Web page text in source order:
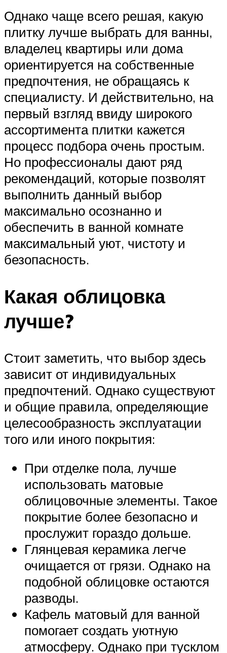
Однако чаще всего решая, какую
плитку лучше выбрать для ванны,
владелец квартиры или дома
ориентируется на собственные
предпочтения, не обращаясь к
специалисту. И действительно, на
первый взгляд ввиду широкого
ассортимента плитки кажется
процесс подбора очень простым.
Но профессионалы дают ряд
рекомендаций, которые позволят
выполнить данный выбор
максимально осознанно и
обеспечить в ванной комнате
максимальный уют, чистоту и
безопасность.
Какая облицовка
лучше?
Стоит заметить, что выбор здесь
зависит от индивидуальных
предпочтений. Однако существуют
и общие правила, определяющие
целесообразность эксплуатации
того или иного покрытия:
При отделке пола, лучше
использовать матовые
облицовочные элементы. Такое
покрытие более безопасно и
прослужит гораздо дольше.
Глянцевая керамика легче
очищается от грязи. Однако на
подобной облицовке остаются
разводы.
Кафель матовый для ванной
помогает создать уютную
атмосферу. Однако при тусклом